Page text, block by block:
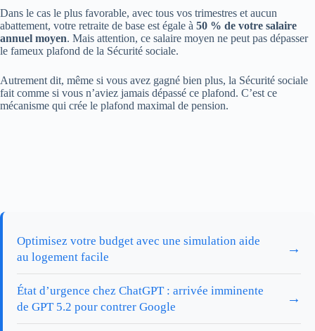
Dans le cas le plus favorable, avec tous vos trimestres et aucun
abattement, votre retraite de base est égale à 50 % de votre salaire
annuel moyen. Mais attention, ce salaire moyen ne peut pas dépasser
le fameux plafond de la Sécurité sociale.
Autrement dit, même si vous avez gagné bien plus, la Sécurité sociale
fait comme si vous n’aviez jamais dépassé ce plafond. C’est ce
mécanisme qui crée le plafond maximal de pension.
Optimisez votre budget avec une simulation aide
au logement facile
→
État d’urgence chez ChatGPT : arrivée imminente
de GPT 5.2 pour contrer Google
→